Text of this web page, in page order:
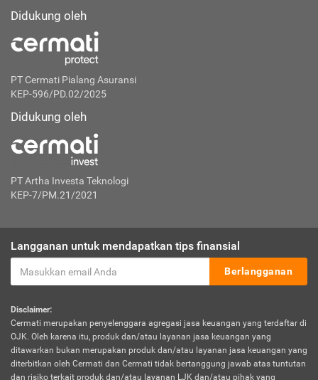
Didukung oleh
PT Cermati Pialang Asuransi
KEP-596/PD.02/2025
Didukung oleh
PT Artha Investa Teknologi
KEP-7/PM.21/2021
Langganan untuk mendapatkan tips finansial
Berlangganan
Disclaimer:
Cermati merupakan penyelenggara agregasi jasa keuangan yang terdaftar di
OJK. Oleh karena itu, produk dan/atau layanan jasa keuangan yang
ditawarkan bukan merupakan produk dan/atau layanan jasa keuangan yang
diterbitkan oleh Cermati dan Cermati tidak bertanggung jawab atas tuntutan
dan risiko terkait produk dan/atau layanan LJK dan/atau pihak yang